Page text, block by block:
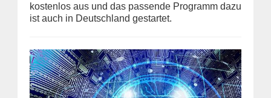
kostenlos aus und das passende Programm dazu
ist auch in Deutschland gestartet.